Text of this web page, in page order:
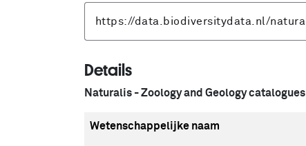
Details
Naturalis - Zoology and Geology catalogues
Wetenschappelijke naam